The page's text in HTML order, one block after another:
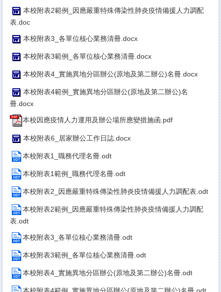
本校附表2範例_因應嚴重特殊傳染性肺炎疫情備援人力調配
表.doc
本校附表3_各單位核心業務清冊.docx
本校附表3範例_各單位核心業務清冊.docx
本校附表4_實施異地分區辦公(原地及第二辦公)名冊.docx
本校附表4範例_實施異地分區辦公(原地及第二辦公)名
冊.docx
本校因應疫情人力運用及辦公場所應變措施函.pdf
本校附表6_居家辦公工作日誌.docx
本校附表1_職務代理名冊.odt
本校附表1範例_職務代理名冊.odt
本校附表2_因應嚴重特殊傳染性肺炎疫情備援人力調配表.odt
本校附表2範例_因應嚴重特殊傳染性肺炎疫情備援人力調配
表.odt
本校附表3_各單位核心業務清冊.odt
本校附表3範例_各單位核心業務清冊.odt
本校附表4_實施異地分區辦公(原地及第二辦公)名冊.odt
本校附表4範例_實施異地分區辦公(原地及第二辦公)名冊.odt